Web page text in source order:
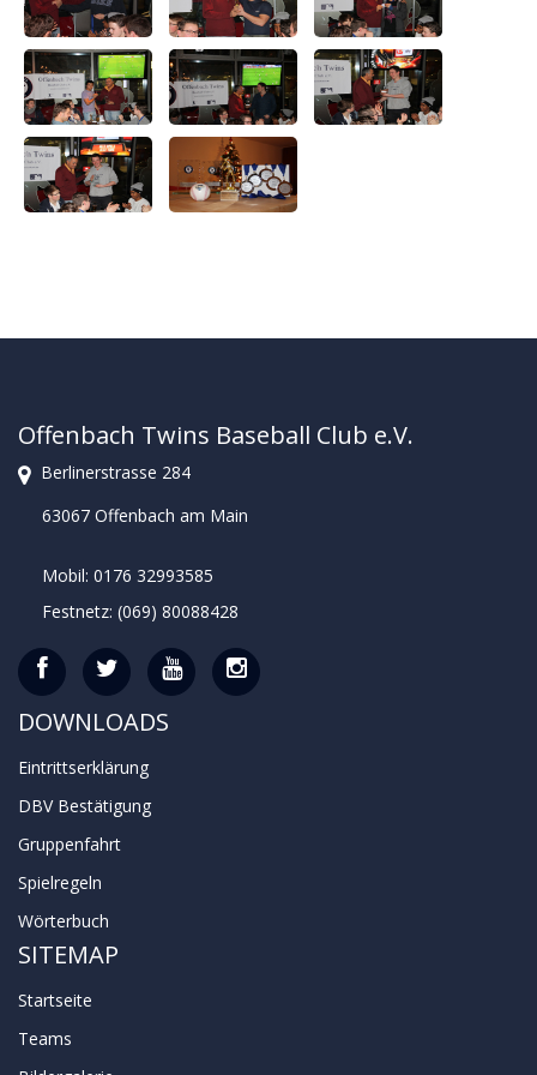
Offenbach Twins Baseball Club e.V.
Berlinerstrasse 284
63067 Offenbach am Main
Mobil: 0176 32993585
Festnetz: (069) 80088428
DOWNLOADS
Eintrittserklärung
DBV Bestätigung
Gruppenfahrt
Spielregeln
Wörterbuch
SITEMAP
Startseite
Teams